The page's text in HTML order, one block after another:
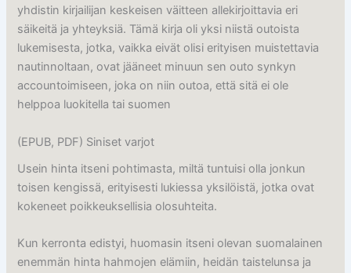
yhdistin kirjailijan keskeisen väitteen allekirjoittavia eri
säikeitä ja yhteyksiä. Tämä kirja oli yksi niistä outoista
lukemisesta, jotka, vaikka eivät olisi erityisen muistettavia
nautinnoltaan, ovat jääneet minuun sen outo synkyn
accountoimiseen, joka on niin outoa, että sitä ei ole
helppoa luokitella tai suomen
(EPUB, PDF) Siniset varjot
Usein hinta itseni pohtimasta, miltä tuntuisi olla jonkun
toisen kengissä, erityisesti lukiessa yksilöistä, jotka ovat
kokeneet poikkeuksellisia olosuhteita.
Kun kerronta edistyi, huomasin itseni olevan suomalainen
enemmän hinta hahmojen elämiin, heidän taistelunsa ja